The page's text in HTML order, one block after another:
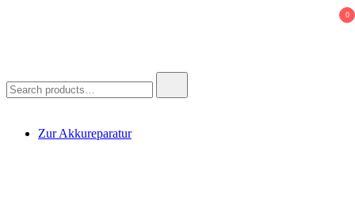
0
for:
Zur Akkureparatur